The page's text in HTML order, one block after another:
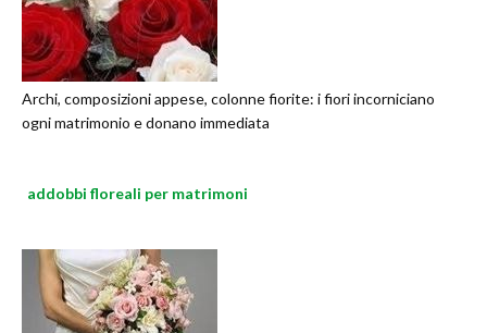
Archi, composizioni appese, colonne fiorite: i fiori incorniciano
ogni matrimonio e donano immediata
addobbi floreali per matrimoni